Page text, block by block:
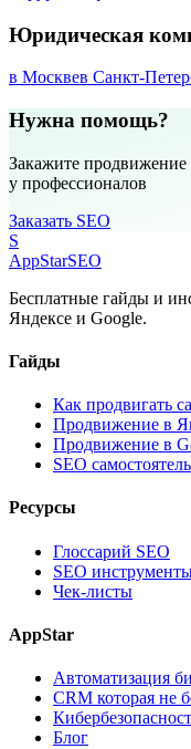
Юридическая
в Москвев Санкт-
Нужна помощь?
Закажите
у профессионалов
Заказать SEO
S
AppStarSEO
Бесплатные гайды и
Яндексе и Google.
Гайды
Как продвигать
Продвижение в
Продвижение в
SEO
Ресурсы
Глоссарий SEO
SEO
Чек-листы
AppStar
Автоматизация
CRM которая не
Блог